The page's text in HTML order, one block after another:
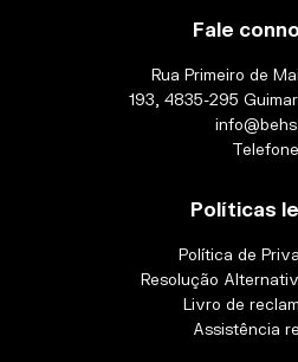
Fale
Rua Primeiro de
193, 4835-295
Telefone
Políticas
Política de
Resolução
Livro de
Assistência